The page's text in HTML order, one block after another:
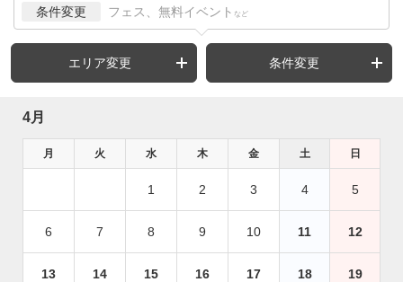
条件変更 フェス、無料イベント など
エリア変更 条件変更
4月
月 火 水 木 金 土 日
1 2 3 4 5
6 7 8 9 10 11 12
13 14 15 16 17 18 19